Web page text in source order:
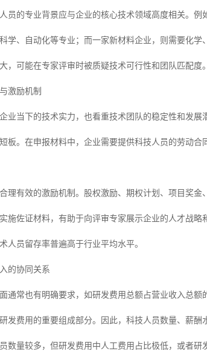
员的专业背景应与企业的核心技术领域高度相关。
学、自动化等专业；而一家新材料企业，则需要化
，可能在专家评审时被质疑技术可行性和团队匹配度。
激励机制
业当下的技术实力，也看重技术团队的稳定性和发
板。在申报材料中，企业需要提供科技人员的劳动
理有效的激励机制。股权激励、期权计划、项目奖
施佐证材料，有助于向评审专家展示企业的人才战
人员留存率普遍高于行业平均水平。
的协同关系
通常也有明确要求，如研发费用总额占营业收入总
发费用的重要组成部分。因此，科技人员数量、薪酬
数量较多，但研发费用中人工费用占比极低，或者